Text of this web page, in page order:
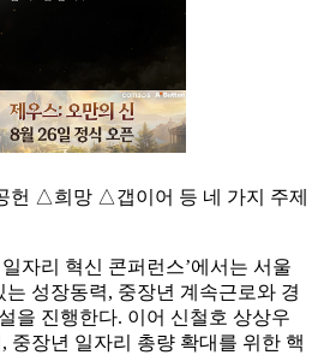
△희망 △갭이어 등 네 가지 주제
자리 혁신 콘퍼런스’에서는 서울
는 성장동력, 중장년 계속근로와 경
을 진행한다. 이어 신철호 상상우
중장년 일자리 총량 확대를 위한 핵